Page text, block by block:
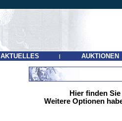
AKTUELLES | AUKTIONEN
Hier finden
Weitere Optionen